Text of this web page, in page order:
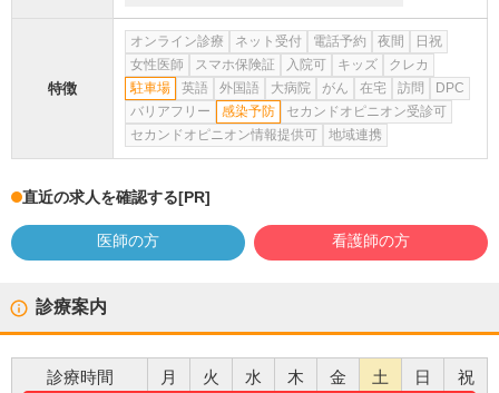
特徴
オンライン診療 ネット受付 電話予約 夜間
日祝
女性医師
スマホ保険証 入院可 キッズ
クレカ
駐車場
英語 外国語 大病院 がん 在宅 訪問
DPC
バリアフリー
感染予防
セカンドオピニオン受診可
セカンドオピニオン情報提供可
地域連携
直近の求人を確認する[PR]
医師の方 看護師の方
診療案内
診療時間 月 火 水 木 金 土 日 祝